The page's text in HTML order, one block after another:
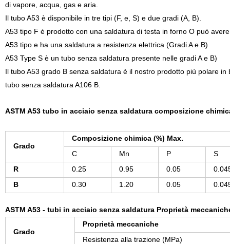
di vapore, acqua, gas e aria.
Il tubo A53 è disponibile in tre tipi (F, e, S) e due gradi (A, B).
A53 tipo F è prodotto con una saldatura di testa in forno O può
A53 tipo e ha una saldatura a resistenza elettrica (Gradi A e B)
A53 Type S è un tubo senza saldatura presente nelle gradi A e B)
Il tubo A53 grado B senza saldatura è il nostro prodotto più polare
tubo senza saldatura A106 B.
ASTM A53 tubo in acciaio senza saldatura composizione
Grado
Composizione chimica (%) Max.
C
Mn P
S
R
0.25 0.95 0.05
B
0.30 1.20 0.05
ASTM A53 - tubi in acciaio senza saldatura Proprietà
Grado
Proprietà meccaniche
Resistenza alla trazione (MPa)